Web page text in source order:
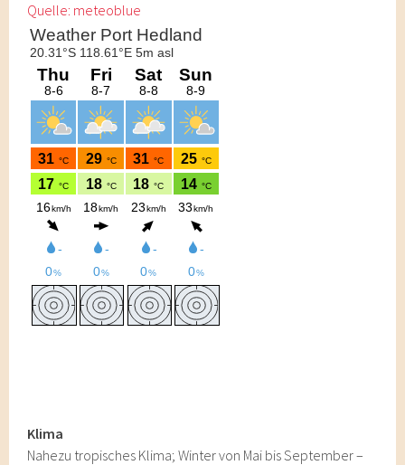
Quelle: meteoblue
Klima
Nahezu tropisches Klima; Winter von Mai bis September –